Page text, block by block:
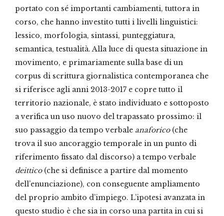
portato con sé importanti cambiamenti, tuttora in
corso, che hanno investito tutti i livelli linguistici:
lessico, morfologia, sintassi, punteggiatura,
semantica, testualità. Alla luce di questa situazione in
movimento, e primariamente sulla base di un
corpus di scrittura giornalistica contemporanea che
si riferisce agli anni 2013-2017 e copre tutto il
territorio nazionale, è stato individuato e sottoposto
a verifica un uso nuovo del trapassato prossimo: il
suo passaggio da tempo verbale anaforico(che
trova il suo ancoraggio temporale in un punto di
riferimento fissato dal discorso) a tempo verbale
deittico(che si definisce a partire dal momento
dell’enunciazione), con conseguente ampliamento
del proprio ambito d’impiego. L’ipotesi avanzata in
questo studio è che sia in corso una partita in cui si